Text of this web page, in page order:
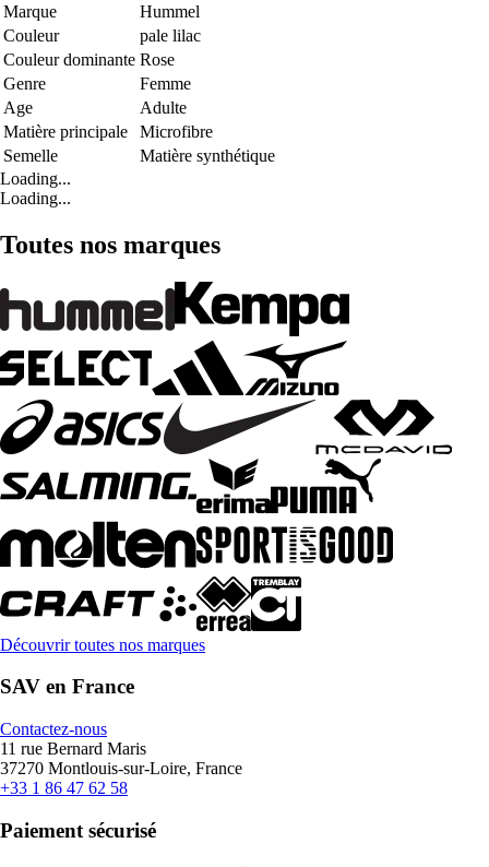
Marque
Hummel
Couleur
pale lilac
Couleur dominante Rose
Genre
Femme
Age
Adulte
Matière principale
Microfibre
Semelle
Matière synthétique
Loading...
Loading...
Toutes nos marques
Découvrir toutes nos marques
SAV en France
Contactez-nous
11 rue Bernard Maris
37270 Montlouis-sur-Loire, France
+33 1 86 47 62 58
Paiement sécurisé